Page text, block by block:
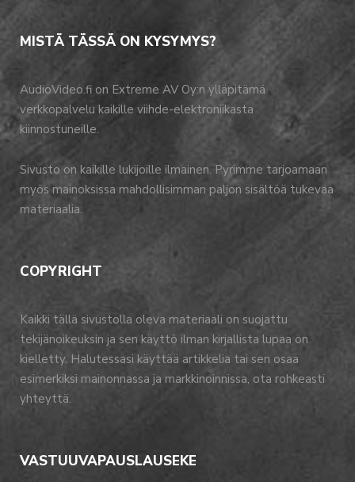
MISTÄ TÄSSÄ ON KYSYMYS?
AudioVideo.fi on Extreme AV Oy:n ylläpitämä
verkkopalvelu kaikille viihde-elektroniikasta
kiinnostuneille.
Sivusto on kaikille lukijoille ilmainen. Pyrimme tarjoamaan
myös mainoksissa mahdollisimman paljon sisältöä tukevaa
materiaalia.
COPYRIGHT
Kaikki tällä sivustolla oleva materiaali on suojattu
tekijänoikeuksin ja sen käyttö ilman kirjallista lupaa on
kielletty. Halutessasi käyttää artikkelia tai sen osaa
esimerkiksi mainonnassa ja markkinoinnissa, ota rohkeasti
yhteyttä.
VASTUUVAPAUSLAUSEKE